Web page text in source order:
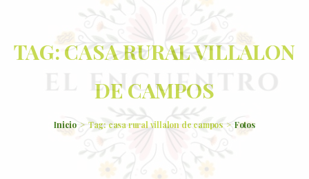
TAG: CASA RURAL VILLALON
DE CAMPOS
Inicio Tag: casa rural villalon de campos Fotos